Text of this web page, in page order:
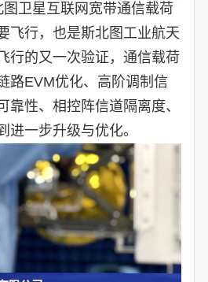
卫星互联网宽带通信载荷
飞行，也是斯北图工业航天
行的又一次验证，通信载荷
路EVM优化、高阶调制信
靠性、相控阵信道隔离度、
进一步升级与优化。